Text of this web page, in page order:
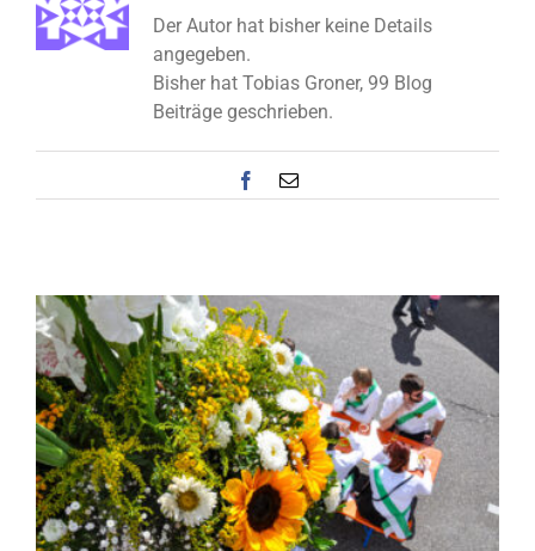
Der Autor hat bisher keine Details
angegeben.
Bisher hat Tobias Groner, 99 Blog
Beiträge geschrieben.
Facebook
E-
Mail